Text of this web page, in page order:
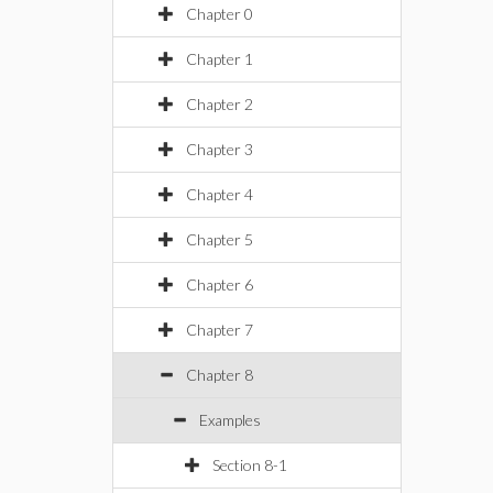
Chapter 0
Chapter 1
Chapter 2
Chapter 3
Chapter 4
Chapter 5
Chapter 6
Chapter 7
Chapter 8
Examples
Section 8-1